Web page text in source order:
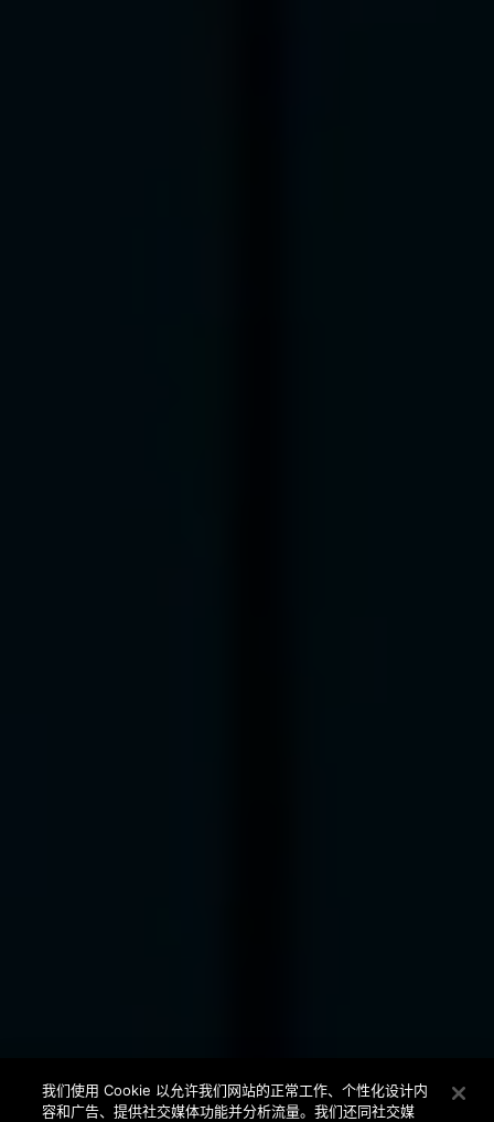
我们使用 Cookie 以允许我们网站的正常工作、个性化设计内
容和广告、提供社交媒体功能并分析流量。我们还同社交媒